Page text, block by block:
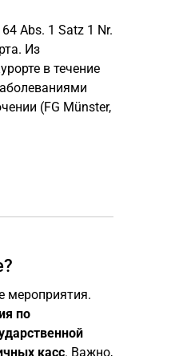
Abs. 1 Satz 1 Nr.
Из
в течение
(FG Münster,
мероприятия.
по
касс. Важно,